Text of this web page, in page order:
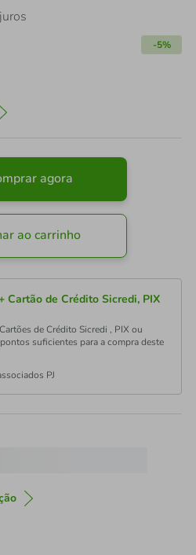
-5%
agora
ao carrinho
Cartão de Crédito Sicredi, PIX
de Crédito Sicredi , PIX ou
suficientes para a compra deste
PJ